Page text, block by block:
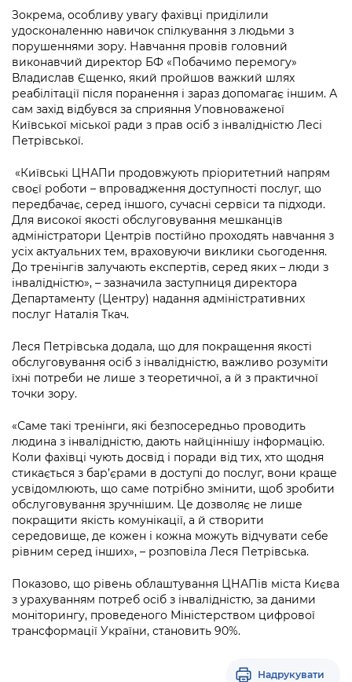
Kyiv International Relations
Річні звіти
Гендерна політика
Безбар'єрність
Київська міська військова адміністрація
Портал Захисників та Захисниць
Безбар'єрність
Портал послуг
Міський застосунок Київ Цифровий
Уряд» – місцевий рівень»
Важливе під час воєнного стану
Про відкриті дані
Портал даних Києва
Публічні дашборди
Зокрема, особливу увагу фахівці приділили
удосконаленню навичок спілкування з людьми з
порушеннями зору. Навчання провів головний
виконавчий директор БФ «Побачимо перемогу»
Владислав Єщенко, який пройшов важкий шлях
реабілітації після поранення і зараз допомагає іншим. А
сам захід відбувся за сприяння Уповноваженої
Київської міської ради з прав осіб з інвалідністю Лесі
Петрівської.
«Київські ЦНАПи продовжують пріоритетний напрям
своєї роботи – впровадження доступності послуг, що
передбачає, серед іншого, сучасні сервіси та підходи.
Для високої якості обслуговування мешканців
адміністратори Центрів постійно проходять навчання з
усіх актуальних тем, враховуючи виклики сьогодення.
До тренінгів залучають експертів, серед яких – люди з
інвалідністю», – зазначила заступниця директора
Департаменту (Центру) надання адміністративних
послуг Наталія Ткач.
Леся Петрівська додала, що для покращення якості
обслуговування осіб з інвалідністю, важливо розуміти
їхні потреби не лише з теоретичної, а й з практичної
точки зору.
«Саме такі тренінги, які безпосередньо проводить
людина з інвалідністю, дають найціннішу інформацію.
Коли фахівці чують досвід і поради від тих, хто щодня
стикається з бар’єрами в доступі до послуг, вони краще
усвідомлюють, що саме потрібно змінити, щоб зробити
обслуговування зручнішим. Це дозволяє не лише
покращити якість комунікації, а й створити
середовище, де кожен і кожна можуть відчувати себе
рівним серед інших», – розповіла Леся Петрівська.
Показово, що рівень облаштування ЦНАПів міста Києва
з урахуванням потреб осіб з інвалідністю, за даними
моніторингу, проведеного Міністерством цифрової
трансформації України, становить 90%.
Надрукувати